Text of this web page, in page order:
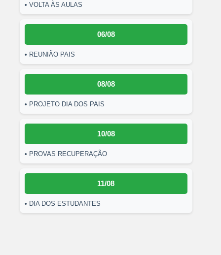
• VOLTA ÀS AULAS
06/08
• REUNIÃO PAIS
08/08
• PROJETO DIA DOS PAIS
10/08
• PROVAS RECUPERAÇÃO
11/08
• DIA DOS ESTUDANTES